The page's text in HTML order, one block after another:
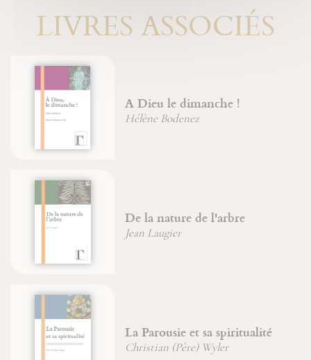
LIVRES ASSOCIÉS
A Dieu le dimanche !
Hélène Bodenez
De la nature de l'arbre
Jean Laugier
La Parousie et sa spiritualité
Christian (Père) Wyler